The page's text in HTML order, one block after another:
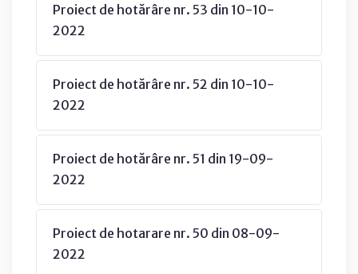
Proiect de hotărâre nr. 53 din 10-10-
2022
Proiect de hotărâre nr. 52 din 10-10-
2022
Proiect de hotărâre nr. 51 din 19-09-
2022
Proiect de hotarare nr. 50 din 08-09-
2022